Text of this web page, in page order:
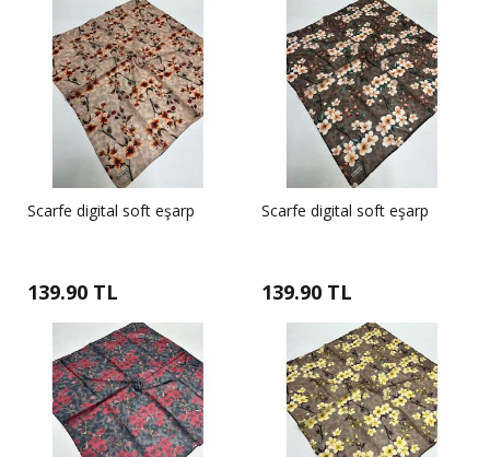
Scarfe digital soft eşarp
139.90 TL
Scarfe digital soft eşarp
139.90 TL